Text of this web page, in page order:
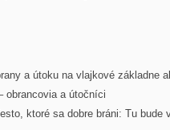
a útoku na vlajkové základne
obrancovia a útočníci
ktoré sa dobre bráni: Tu bude